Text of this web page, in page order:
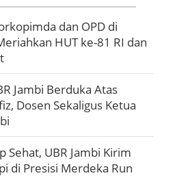
dan OPD di
HUT ke-81 RI dan
Jambi Berduka Atas
Dosen Sekaligus Ketua
Sehat, UBR Jambi Kirim
di Presisi Merdeka Run